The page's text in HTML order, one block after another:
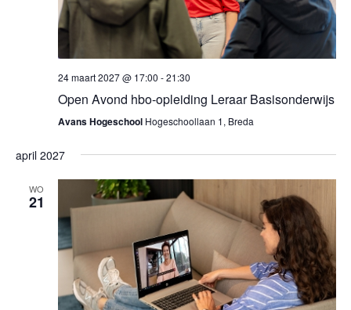
24 maart 2027 @ 17:00 -21:30
Open Avond hbo-opleiding Leraar Basisonderwijs
Avans Hogeschool Hogeschoollaan 1, Breda
april 2027
WO
21